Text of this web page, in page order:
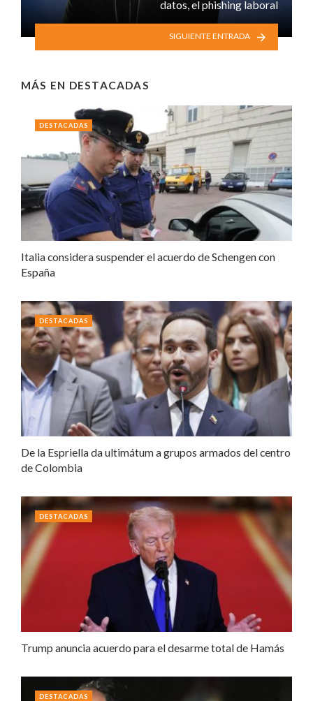
datos, el phishing laboral
SIGUIENTE ENTRADA
MÁS EN DESTACADAS
Italia considera suspender el acuerdo de Schengen con
España
DESTACADAS
De la Espriella da ultimátum a grupos armados del centro
de Colombia
DESTACADAS
Trump anuncia acuerdo para el desarme total de Hamás
DESTACADAS
DESTACADAS